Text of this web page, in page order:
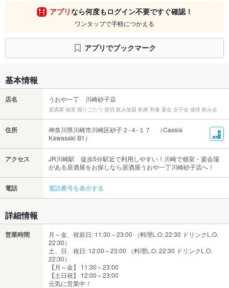
アプリなら何度もログイン不要ですぐ確認！
ワンタップで手軽につかえる
アプリでブックマーク
基本情報
店名 うおや一丁 川崎砂子店
居酒屋 個室 掘りごたつ 貸切 飲み放題 刺身 和食 宴会 女子会 接待 飲み会
住所
神奈川県川崎市川崎区砂子２-４-１７ （Cassia
Kawasaki B1）
アクセス
JR川崎駅 徒歩5分駅近で利用しやすい！川崎で個室・宴会場
がある居酒屋をお探しなら居酒屋うおや一丁川崎砂子店へ！
電話 電話番号を表示する
詳細情報
営業時間
月～金、祝前日: 11:30～23:00 （料理L.O. 22:30 ドリンクL.O.
22:30）
土、日、祝日: 12:00～23:00 （料理L.O. 22:30 ドリンクL.O.
22:30）
【月～金】 11:30～23:00
【土日祝】 12:00～23:00
元気に営業中！